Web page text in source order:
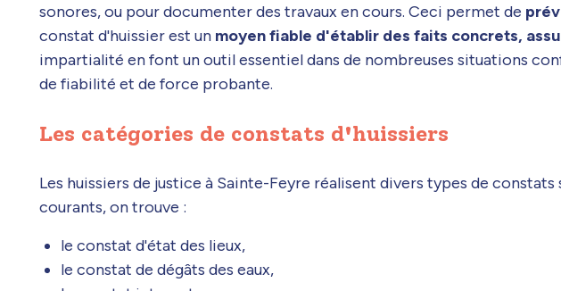
sonores, ou pour documenter des travaux en cours. Ceci permet de
constat d'huissier est un moyen fiable d'établir des faits concrets,
impartialité en font un outil essentiel dans de nombreuses situations
de fiabilité et de force probante.
Les catégories de constats d'huissiers
Les huissiers de justice à Sainte-Feyre réalisent divers types de
courants, on trouve :
le constat d'état des lieux,
le constat de dégâts des eaux,